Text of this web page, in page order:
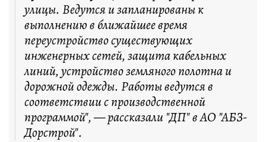
улицы. Ведутся и запланированы к
выполнению в ближайшее время
переустройство существующих
инженерных сетей, защита кабельных
линий, устройство земляного полотна и
дорожной одежды. Работы ведутся в
соответствии с производственной
программой", — рассказали "ДП" в АО "АБЗ-
Дорстрой".